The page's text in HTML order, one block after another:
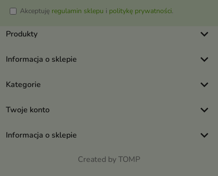
Akceptuję regulamin sklepu i politykę prywatności.
Produkty keyboard_arrow_down
Informacja o sklepie keyboard_arrow_down
Kategorie keyboard_arrow_down
Twoje konto keyboard_arrow_down
Informacja o sklepie keyboard_arrow_down
Created by TOMP